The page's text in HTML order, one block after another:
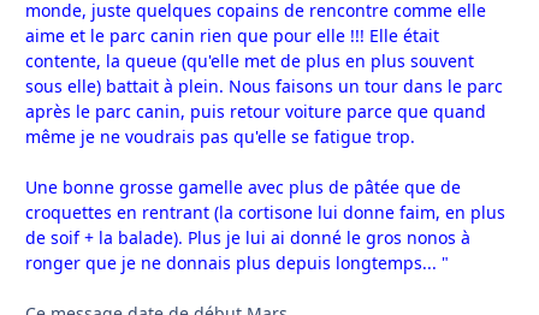
monde, juste quelques copains de rencontre comme elle
aime et le parc canin rien que pour elle !!! Elle était
contente, la queue (qu'elle met de plus en plus souvent
sous elle) battait à plein. Nous faisons un tour dans le parc
après le parc canin, puis retour voiture parce que quand
même je ne voudrais pas qu'elle se fatigue trop.
Une bonne grosse gamelle avec plus de pâtée que de
croquettes en rentrant (la cortisone lui donne faim, en plus
de soif + la balade). Plus je lui ai donné le gros nonos à
ronger que je ne donnais plus depuis longtemps... "